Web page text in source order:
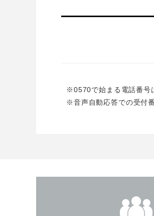
※0570で始まる電話番号
※音声自動応答での受付